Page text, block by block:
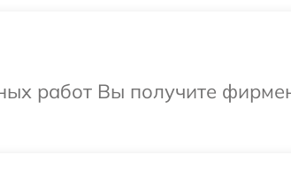
работ Вы получите